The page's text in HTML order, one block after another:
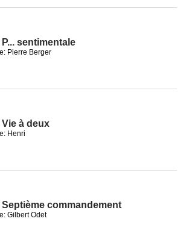
P... sentimentale
Pierre Berger
Vie à deux
Henri
Septième commandement
Gilbert Odet